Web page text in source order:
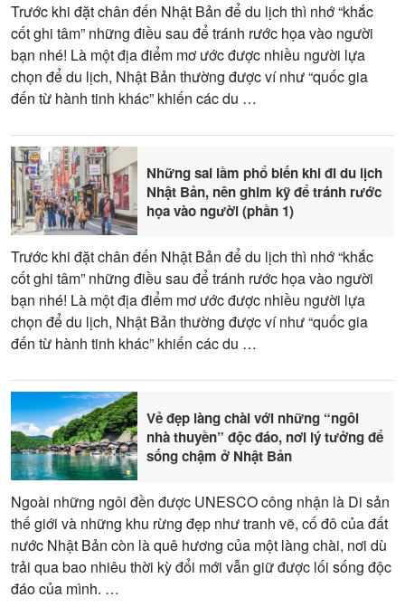
Trước khi đặt chân đến Nhật Bản để du lịch thì nhớ “khắc
cốt ghi tâm” những điều sau để tránh rước họa vào người
bạn nhé! Là một địa điểm mơ ước được nhiều người lựa
chọn để du lịch, Nhật Bản thường được ví như “quốc gia
đến từ hành tinh khác” khiến các du …
Những sai lầm phổ biến khi đi du lịch
Nhật Bản, nên ghim kỹ để tránh rước
họa vào người (phần 1)
Trước khi đặt chân đến Nhật Bản để du lịch thì nhớ “khắc
cốt ghi tâm” những điều sau để tránh rước họa vào người
bạn nhé! Là một địa điểm mơ ước được nhiều người lựa
chọn để du lịch, Nhật Bản thường được ví như “quốc gia
đến từ hành tinh khác” khiến các du …
Vẻ đẹp làng chài với những “ngôi
nhà thuyền” độc đáo, nơi lý tưởng để
sống chậm ở Nhật Bản
Ngoài những ngôi đền được UNESCO công nhận là Di sản
thế giới và những khu rừng đẹp như tranh vẽ, cố đô của đất
nước Nhật Bản còn là quê hương của một làng chài, nơi dù
trải qua bao nhiêu thời kỳ đổi mới vẫn giữ được lối sống độc
đáo của mình. …